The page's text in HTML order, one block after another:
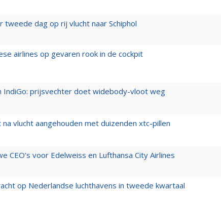
tweede dag op rij vlucht naar Schiphol
airlines op gevaren rook in de cockpit
IndiGo: prijsvechter doet widebody-vloot weg
vlucht aangehouden met duizenden xtc-pillen
CEO’s voor Edelweiss en Lufthansa City Airlines
op Nederlandse luchthavens in tweede kwartaal